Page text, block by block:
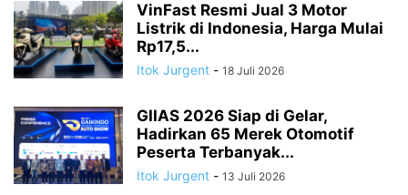
VinFast Resmi Jual 3 Motor
Listrik di Indonesia, Harga Mulai
Rp17,5...
Itok Jurgent - 18 Juli 2026
GIIAS 2026 Siap di Gelar,
Hadirkan 65 Merek Otomotif
Peserta Terbanyak...
Itok Jurgent - 13 Juli 2026